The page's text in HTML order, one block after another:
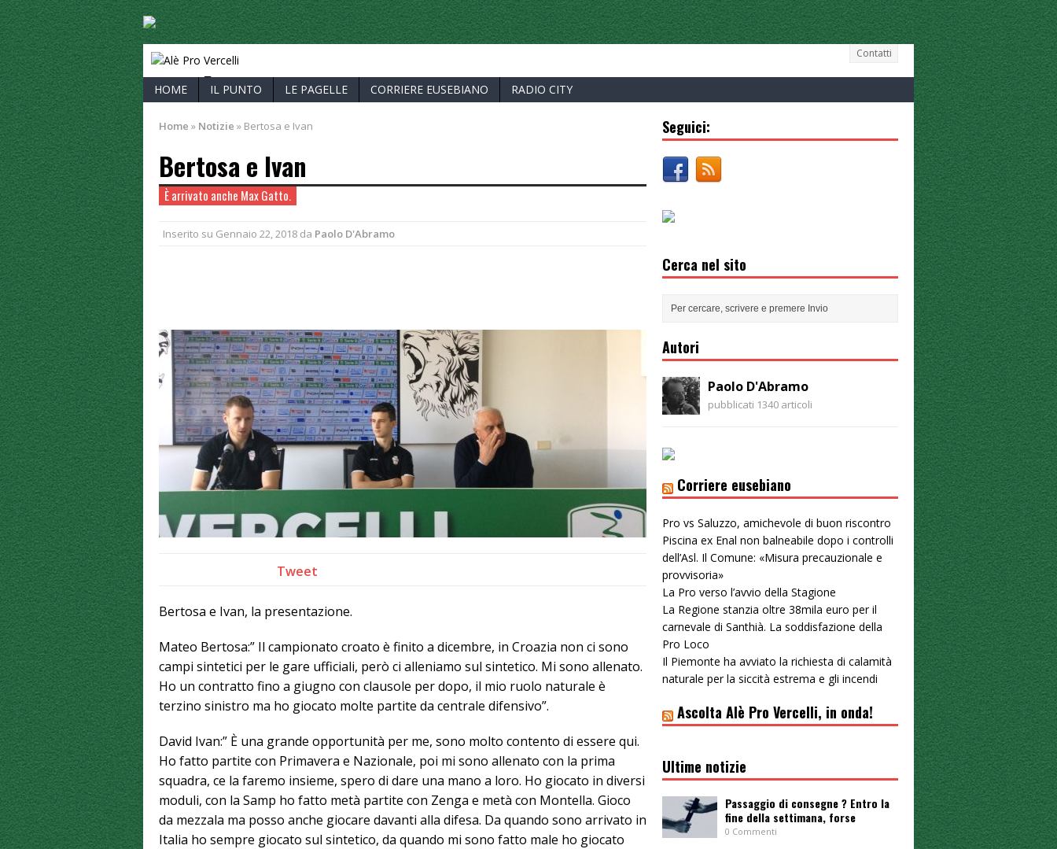
Contatti
ALÈ PRO VERCELLI
HOME IL PUNTO LE PAGELLE CORRIERE EUSEBIANO RADIO CITY
Home » Notizie » Bertosa e Ivan
Bertosa e Ivan
È arrivato anche Max Gatto.
Inserito su Gennaio 22, 2018 da Paolo D'Abramo
Tweet
Bertosa e Ivan, la presentazione.
Mateo Bertosa:” Il campionato croato è finito a dicembre, in Croazia non ci sono
campi sintetici per le gare ufficiali, però ci alleniamo sul sintetico. Mi sono allenato.
Ho un contratto fino a giugno con clausole per dopo, il mio ruolo naturale è
terzino sinistro ma ho giocato molte partite da centrale difensivo”.
David Ivan:” È una grande opportunità per me, sono molto contento di essere qui.
Ho fatto partite con Primavera e Nazionale, poi mi sono allenato con la prima
squadra, ce la faremo insieme, spero di dare una mano a loro. Ho giocato in diversi
moduli, con la Samp ho fatto metà partite con Zenga e metà con Montella. Gioco
da mezzala ma posso anche giocare davanti alla difesa. Da quando sono arrivato in
Italia ho sempre giocato sul sintetico, da quando mi sono fatto male ho giocato
Seguici:
Cerca nel sito
Autori
Paolo D'Abramo
pubblicati 1340 articoli
Corriere eusebiano
Pro vs Saluzzo, amichevole di buon riscontro
Piscina ex Enal non balneabile dopo i controlli
dell’Asl. Il Comune: «Misura precauzionale e
provvisoria»
La Pro verso l’avvio della Stagione
La Regione stanzia oltre 38mila euro per il
carnevale di Santhià. La soddisfazione della
Pro Loco
Il Piemonte ha avviato la richiesta di calamità
naturale per la siccità estrema e gli incendi
Ascolta Alè Pro Vercelli, in onda!
Ultime notizie
Passaggio di consegne ? Entro la
fine della settimana, forse
0 Commenti